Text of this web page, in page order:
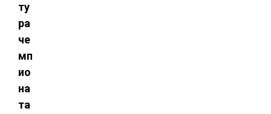
ту
ра
че
мп
ио
на
та